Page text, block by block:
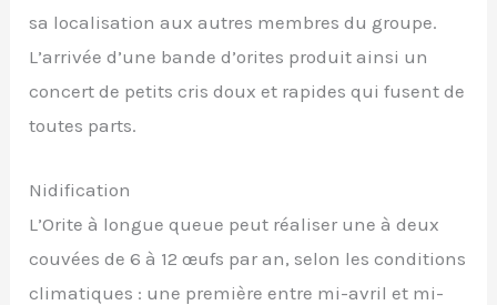
sa localisation aux autres membres du groupe.
L’arrivée d’une bande d’orites produit ainsi un
concert de petits cris doux et rapides qui fusent de
toutes parts.
Nidification
L’Orite à longue queue peut réaliser une à deux
couvées de 6 à 12 œufs par an, selon les conditions
climatiques : une première entre mi-avril et mi-